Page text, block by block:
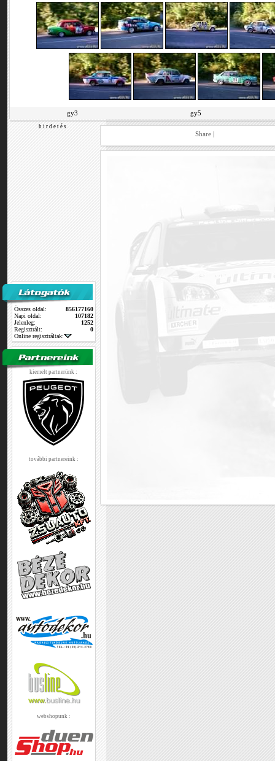
gy3 gy5
h i r d e t é s
Összes oldal:
856177160
Napi oldal:
107182
Jelenleg:
1252
Regisztrált:
0
Online regisztráltak:
kiemelt partnerünk :
további partnereink :
webshopunk :
Share |